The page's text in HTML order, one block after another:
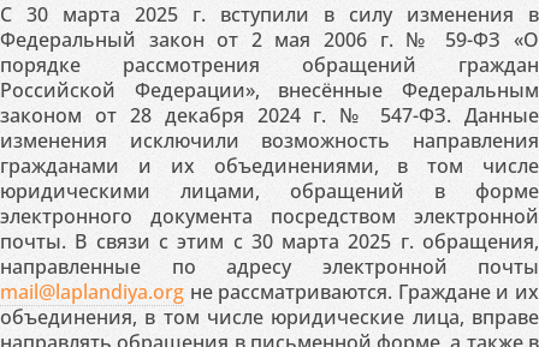
С 30 марта 2025 г. вступили в силу изменения в
Федеральный закон от 2 мая 2006 г. № 59-ФЗ «О
порядке рассмотрения обращений граждан
Российской Федерации», внесённые Федеральным
законом от 28 декабря 2024 г. № 547-ФЗ. Данные
изменения исключили возможность направления
гражданами и их объединениями, в том числе
юридическими лицами, обращений в форме
электронного документа посредством электронной
почты. В связи с этим с 30 марта 2025 г. обращения,
направленные по адресу электронной почты
mail@laplandiya.org не рассматриваются. Граждане и их
объединения, в том числе юридические лица, вправе